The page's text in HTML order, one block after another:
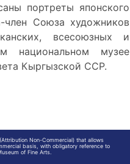
портреты японского
Союза художников
всесоюзных и
национальном музее
Кыргызской ССР.
Non-Commercial) that allows
basis, with obligatory reference to
of Fine Arts.